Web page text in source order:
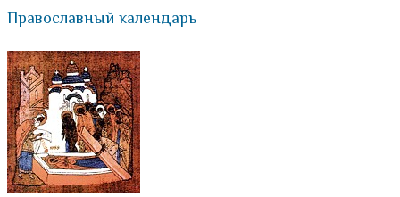
Православный календарь